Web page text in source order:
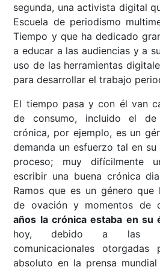
segunda, una activista digital
Escuela de periodismo
Tiempo y que ha dedicado
a educar a las audiencias y a
uso de las herramientas
para desarrollar el trabajo
El tiempo pasa y con él van
de consumo, incluido el
crónica, por ejemplo, es un
demanda un esfuerzo tal en
proceso; muy difícilmente
escribir una buena crónica
Ramos que es un género que
de ovación y momentos de
años la crónica estaba en su
hoy, debido a las
comunicacionales
absoluto en la prensa